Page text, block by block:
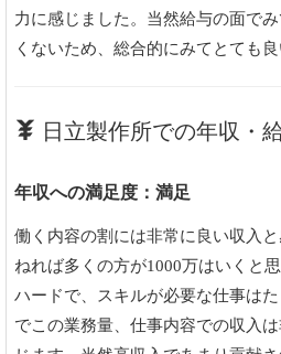
力に感じました。当然給与の面で
くないため、総合的にみてとても
日立製作所での年収・
年収への満足度：満足
働く内容の割には非常に良い収入
ねれば多くの方が1000万はいくと
ハードで、スキルが必要な仕事は
でこの業務量、仕事内容での収入